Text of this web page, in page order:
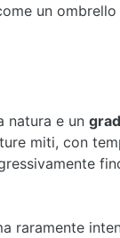
un
natura e un
miti, con
raramente